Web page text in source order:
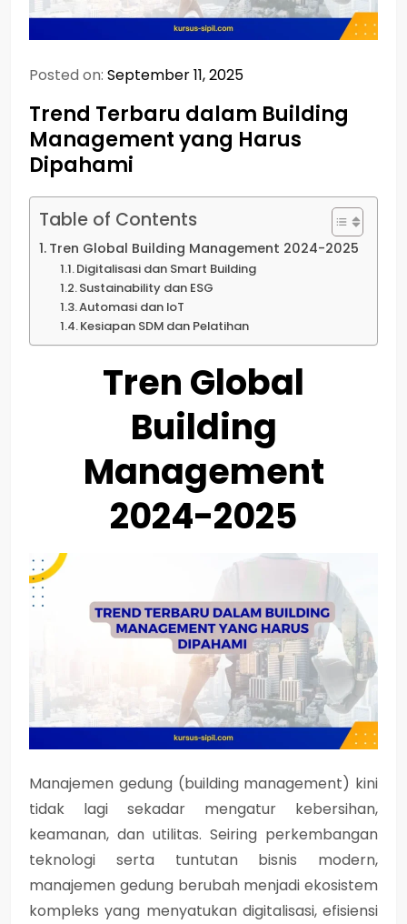
Posted on: September 11, 2025
Trend Terbaru dalam Building
Management yang Harus
Dipahami
Table of Contents
Tren Global Building Management 2024-2025
Digitalisasi dan Smart Building
Sustainability dan ESG
Automasi dan IoT
Kesiapan SDM dan Pelatihan
Tren Global
Building
Management
2024-2025
Manajemen gedung (building management) kini
tidak lagi sekadar mengatur kebersihan,
keamanan, dan utilitas. Seiring perkembangan
teknologi serta tuntutan bisnis modern,
manajemen gedung berubah menjadi ekosistem
kompleks yang menyatukan digitalisasi, efisiensi